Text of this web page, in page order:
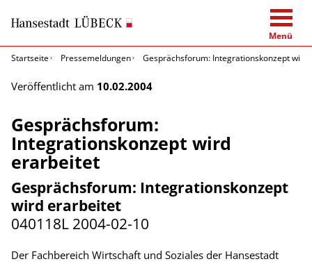
Menü
Startseite
Pressemeldungen Gesprächsforum: Integrationskonzept
Veröffentlicht am 10.02.2004
Gesprächsforum:
Integrationskonzept wird
erarbeitet
Gesprächsforum: Integrationskonzept
wird erarbeitet
040118L 2004-02-10
Der Fachbereich Wirtschaft und Soziales der Hansestadt